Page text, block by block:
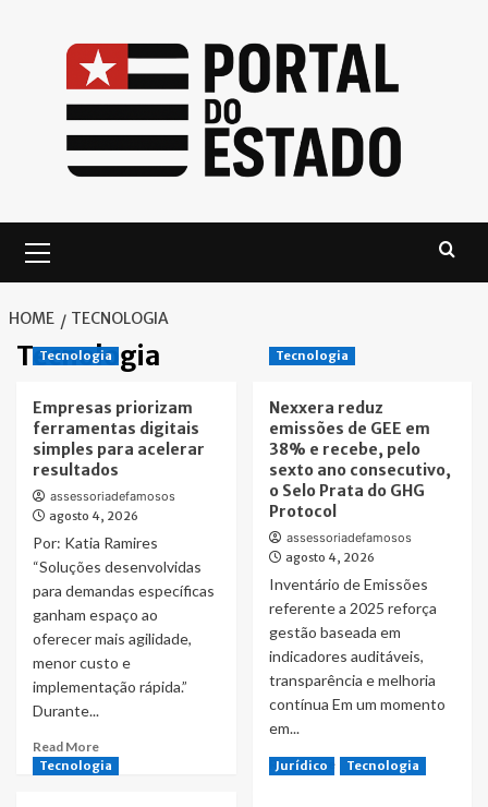
Menu
HOME TECNOLOGIA
Tecnologia
Tecnologia
Empresas priorizam
ferramentas digitais
simples para acelerar
resultados
assessoriadefamosos
agosto 4, 2026
Por: Katia Ramires
“Soluções desenvolvidas
para demandas específicas
ganham espaço ao
oferecer mais agilidade,
menor custo e
implementação rápida.”
Durante...
Read MoreRead
more
Tecnologia
Nexxera reduz
emissões de GEE em
38% e recebe, pelo
sexto ano consecutivo,
o Selo Prata do GHG
Protocol
assessoriadefamosos
agosto 4, 2026
Inventário de Emissões
referente a 2025 reforça
gestão baseada em
indicadores auditáveis,
transparência e melhoria
contínua Em um momento
em...
Read MoreRead
Tecnologia Jurídico Tecnologia